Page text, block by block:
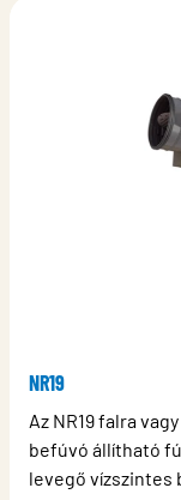
NR19
Az NR19 falra
befúvó állítható
levegő vízszintes